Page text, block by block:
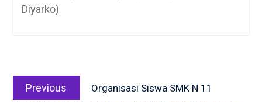
Diyarko)
navigation
Previous
post:
Organisasi Siswa SMK N 11